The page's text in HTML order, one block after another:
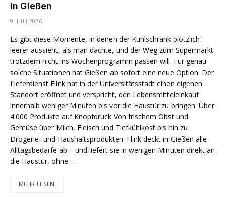
in Gießen
9. JULI 2026
Es gibt diese Momente, in denen der Kühlschrank plötzlich
leerer aussieht, als man dachte, und der Weg zum Supermarkt
trotzdem nicht ins Wochenprogramm passen will. Für genau
solche Situationen hat Gießen ab sofort eine neue Option. Der
Lieferdienst Flink hat in der Universitätsstadt einen eigenen
Standort eröffnet und verspricht, den Lebensmitteleinkauf
innerhalb weniger Minuten bis vor die Haustür zu bringen. Über
4.000 Produkte auf Knopfdruck Von frischem Obst und
Gemüse über Milch, Fleisch und Tiefkühlkost bis hin zu
Drogerie- und Haushaltsprodukten: Flink deckt in Gießen alle
Alltagsbedarfe ab – und liefert sie in wenigen Minuten direkt an
die Haustür, ohne…
MEHR LESEN